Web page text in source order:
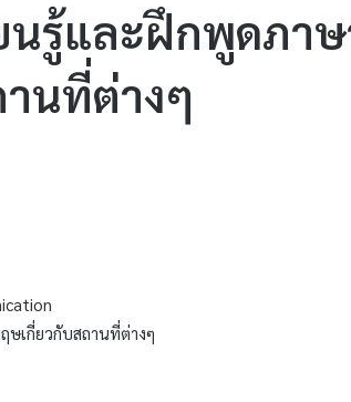
นรู้และฝึกพูดภา
นที่ต่างๆ
ษเกี่ยวกับสถานที่ต่างๆ